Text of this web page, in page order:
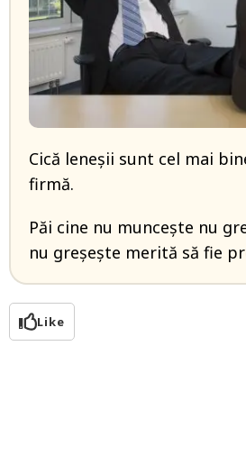
Cică leneșii sunt cel mai
firmă.
Păi cine nu muncește nu
nu greșește merită să fie
Like